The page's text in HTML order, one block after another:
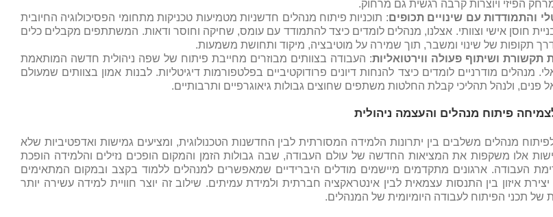
הפיזי ויוצרות קרבה רגשית גם מרחוק.
והתמודדות עם שינויים תכופים: תוכניות פיתוח מנהלים חדשניות מטמיעות טכניקות מתחומי הפסיכולוגיה החיובית
חוסן אישי וצוותי. אצלנו, מנהלים לומדים כיצד להתמודד עם עומס, שחיקה וחוסר ודאות. המשתתפים מקבלים כלים
תקופות של שינוי ומשבר, תוך שמירה על מוטיבציה, מיקוד ותחושת משמעות.
תקשורת ושיתוף פעולה ווירטואליות: העבודה בצוותים מבוזרים מחייבת פיתוח של שפה ניהולית חדשה המותאמת
מנהלים מודרניים לומדים כיצד להנחות דיונים פרודוקטיביים בפלטפורמות דיגיטליות. לבנות אמון בצוותים שמעולם
פנים, ולנהל תהליכי קבלת החלטות משתפים שחוצים גבולות גיאוגרפיים ותרבותיים.
פיתוח מנהלים והעצמה ניהולית
מנהלים משלבים בין יתרונות הלמידה המסורתית לבין החדשנות הטכנולוגית, ומציעים גמישות ואדפטיביות שלא
אלו משקפות את המציאות החדשה של עולם העבודה, שבה גבולות הזמן והמקום הופכים נזילים והלמידה הופכת
העבודה. ארגונים מתקדמים מיישמים מודלים היברידיים שמאפשרים למנהלים ללמוד בקצב ובמקום המתאימים
איזון בין התנסות עצמאית לבין אינטראקציה חברתית ולמידת עמיתים. שילוב זה יוצר חוויית למידה עשירה יותר
של תכני הפיתוח לעבודה היומיומית של המנהלים.